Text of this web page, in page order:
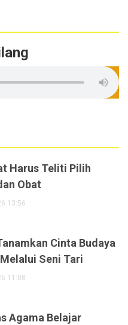
Harus Teliti Pilih
Obat
13:56
Cinta Budaya
Seni Tari
11:08
Agama Belajar